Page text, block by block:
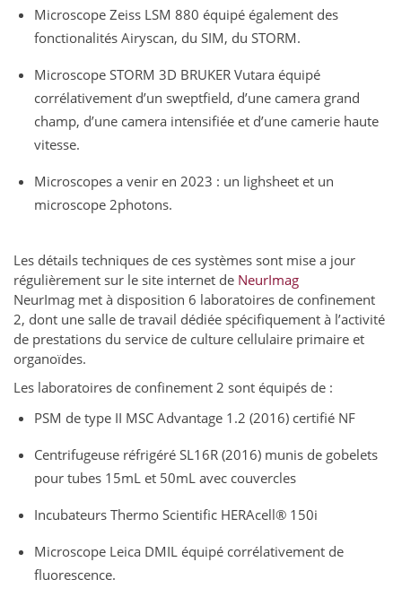
Microscope Zeiss LSM 880 équipé également des
fonctionalités Airyscan, du SIM, du STORM.
Microscope STORM 3D BRUKER Vutara équipé
corrélativement d’un sweptfield, d’une camera grand
champ, d’une camera intensifiée et d’une camerie haute
vitesse.
Microscopes a venir en 2023 : un lighsheet et un
microscope 2photons.
Les détails techniques de ces systèmes sont mise a jour
régulièrement sur le site internet de NeurImag
NeurImag met à disposition 6 laboratoires de confinement
2, dont une salle de travail dédiée spécifiquement à l’activité
de prestations du service de culture cellulaire primaire et
organoïdes.
Les laboratoires de confinement 2 sont équipés de :
PSM de type II MSC Advantage 1.2 (2016) certifié NF
Centrifugeuse réfrigéré SL16R (2016) munis de gobelets
pour tubes 15mL et 50mL avec couvercles
Incubateurs Thermo Scientific HERAcell® 150i
Microscope Leica DMIL équipé corrélativement de
fluorescence.